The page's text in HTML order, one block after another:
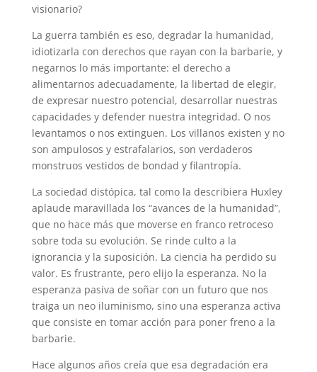
visionario?
La guerra también es eso, degradar la humanidad,
idiotizarla con derechos que rayan con la barbarie, y
negarnos lo más importante: el derecho a
alimentarnos adecuadamente, la libertad de elegir,
de expresar nuestro potencial, desarrollar nuestras
capacidades y defender nuestra integridad. O nos
levantamos o nos extinguen. Los villanos existen y no
son ampulosos y estrafalarios, son verdaderos
monstruos vestidos de bondad y filantropía.
La sociedad distópica, tal como la describiera Huxley
aplaude maravillada los “avances de la humanidad”,
que no hace más que moverse en franco retroceso
sobre toda su evolución. Se rinde culto a la
ignorancia y la suposición. La ciencia ha perdido su
valor. Es frustrante, pero elijo la esperanza. No la
esperanza pasiva de soñar con un futuro que nos
traiga un neo iluminismo, sino una esperanza activa
que consiste en tomar acción para poner freno a la
barbarie.
Hace algunos años creía que esa degradación era